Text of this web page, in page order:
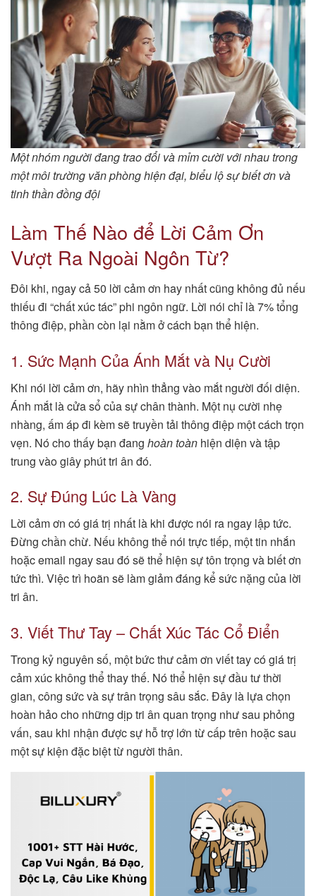
Một nhóm người đang trao đổi và mỉm cười với nhau trong
một môi trường văn phòng hiện đại, biểu lộ sự biết ơn và
tinh thần đồng đội
Làm Thế Nào để Lời Cảm Ơn
Vượt Ra Ngoài Ngôn Từ?
Đôi khi, ngay cả 50 lời cảm ơn hay nhất cũng không đủ nếu
thiếu đi “chất xúc tác” phi ngôn ngữ. Lời nói chỉ là 7% tổng
thông điệp, phần còn lại nằm ở cách bạn thể hiện.
1. Sức Mạnh Của Ánh Mắt và Nụ Cười
Khi nói lời cảm ơn, hãy nhìn thẳng vào mắt người đối diện.
Ánh mắt là cửa sổ của sự chân thành. Một nụ cười nhẹ
nhàng, ấm áp đi kèm sẽ truyền tải thông điệp một cách trọn
vẹn. Nó cho thấy bạn đang hoàn toàn hiện diện và tập
trung vào giây phút tri ân đó.
2. Sự Đúng Lúc Là Vàng
Lời cảm ơn có giá trị nhất là khi được nói ra ngay lập tức.
Đừng chần chừ. Nếu không thể nói trực tiếp, một tin nhắn
hoặc email ngay sau đó sẽ thể hiện sự tôn trọng và biết ơn
tức thì. Việc trì hoãn sẽ làm giảm đáng kể sức nặng của lời
tri ân.
3. Viết Thư Tay – Chất Xúc Tác Cổ Điển
Trong kỷ nguyên số, một bức thư cảm ơn viết tay có giá trị
cảm xúc không thể thay thế. Nó thể hiện sự đầu tư thời
gian, công sức và sự trân trọng sâu sắc. Đây là lựa chọn
hoàn hảo cho những dịp tri ân quan trọng như sau phỏng
vấn, sau khi nhận được sự hỗ trợ lớn từ cấp trên hoặc sau
một sự kiện đặc biệt từ người thân.